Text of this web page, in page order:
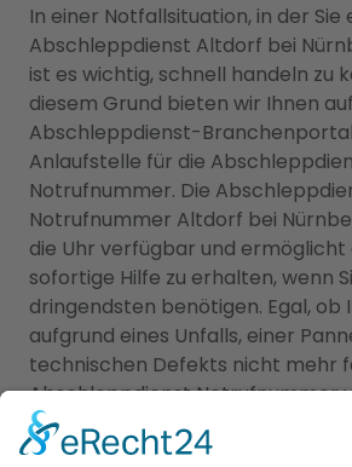
In einer Notfallsituation, in der Sie
Abschleppdienst Altdorf bei
ist es wichtig, schnell handeln zu
diesem Grund bieten wir Ihnen
Abschleppdienst-
Anlaufstelle für die
Notrufnummer. Die
Notrufnummer Altdorf bei
die Uhr verfügbar und ermöglicht
sofortige Hilfe zu erhalten, wenn
dringendsten benötigen. Egal, ob
aufgrund eines Unfalls, einer
technischen Defekts nicht mehr
Abschleppdienst Notrufnummer
professionellen und zuverlässigen
Abschleppdiensten in Ihrer Nähe.